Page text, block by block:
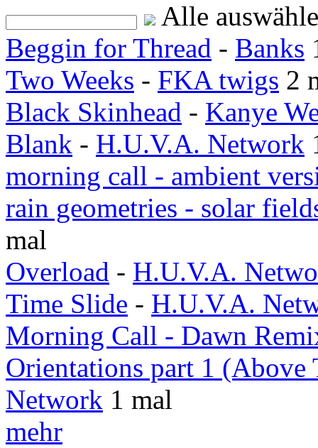
Alle
Beggin for Thread - Banks
Two Weeks - FKA twigs 2
Black Skinhead - Kanye
Blank - H.U.V.A. Network
morning call - ambient
rain geometries - solar
mal
Overload - H.U.V.A.
Time Slide - H.U.V.A.
Morning Call - Dawn
Orientations part 1 (Above
Network 1 mal
mehr